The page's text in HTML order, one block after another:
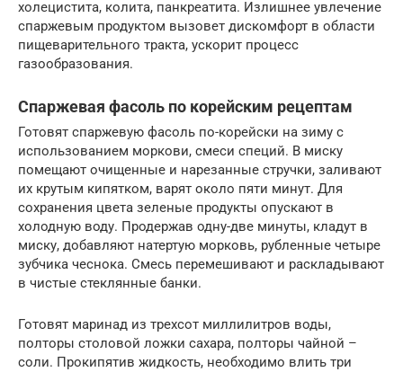
холецистита, колита, панкреатита. Излишнее увлечение
спаржевым продуктом вызовет дискомфорт в области
пищеварительного тракта, ускорит процесс
газообразования.
Спаржевая фасоль по корейским рецептам
Готовят спаржевую фасоль по-корейски на зиму с
использованием моркови, смеси специй. В миску
помещают очищенные и нарезанные стручки, заливают
их крутым кипятком, варят около пяти минут. Для
сохранения цвета зеленые продукты опускают в
холодную воду. Продержав одну-две минуты, кладут в
миску, добавляют натертую морковь, рубленные четыре
зубчика чеснока. Смесь перемешивают и раскладывают
в чистые стеклянные банки.
Готовят маринад из трехсот миллилитров воды,
полторы столовой ложки сахара, полторы чайной –
соли. Прокипятив жидкость, необходимо влить три